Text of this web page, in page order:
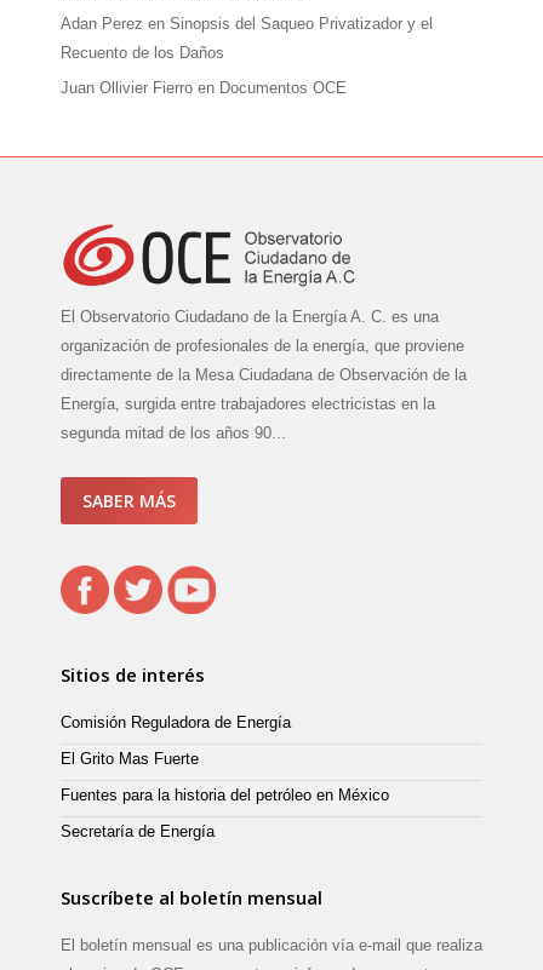
Adan Perez en Sinopsis del Saqueo Privatizador y el
Recuento de los Daños
Juan Ollivier Fierro en Documentos OCE
El Observatorio Ciudadano de la Energía A. C. es una
organización de profesionales de la energía, que proviene
directamente de la Mesa Ciudadana de Observación de la
Energía, surgida entre trabajadores electricistas en la
segunda mitad de los años 90...
SABER MÁS
Sitios de interés
Comisión Reguladora de Energía
El Grito Mas Fuerte
Fuentes para la historia del petróleo en México
Secretaría de Energía
Suscríbete al boletín mensual
El boletín mensual es una publicación vía e-mail que realiza